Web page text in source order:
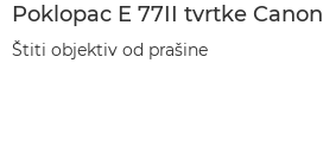
Poklopac E 77II tvrtke Canon
Štiti objektiv od prašine